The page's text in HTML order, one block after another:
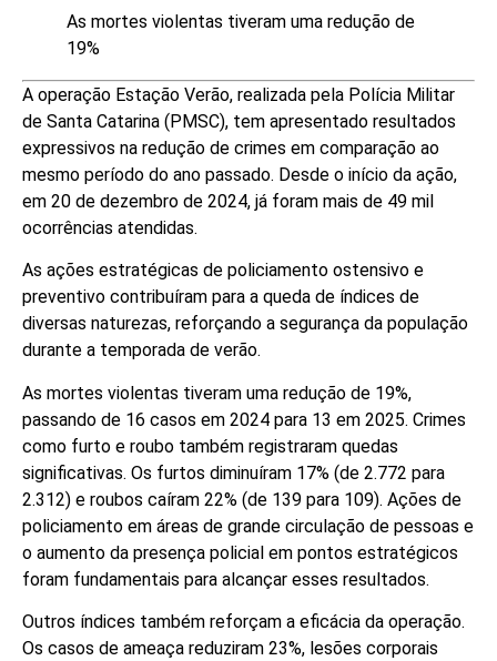
As mortes violentas tiveram uma redução de
19%
A operação Estação Verão, realizada pela Polícia Militar
de Santa Catarina (PMSC), tem apresentado resultados
expressivos na redução de crimes em comparação ao
mesmo período do ano passado. Desde o início da ação,
em 20 de dezembro de 2024, já foram mais de 49 mil
ocorrências atendidas.
As ações estratégicas de policiamento ostensivo e
preventivo contribuíram para a queda de índices de
diversas naturezas, reforçando a segurança da população
durante a temporada de verão.
As mortes violentas tiveram uma redução de 19%,
passando de 16 casos em 2024 para 13 em 2025. Crimes
como furto e roubo também registraram quedas
significativas. Os furtos diminuíram 17% (de 2.772 para
2.312) e roubos caíram 22% (de 139 para 109). Ações de
policiamento em áreas de grande circulação de pessoas e
o aumento da presença policial em pontos estratégicos
foram fundamentais para alcançar esses resultados.
Outros índices também reforçam a eficácia da operação.
Os casos de ameaça reduziram 23%, lesões corporais